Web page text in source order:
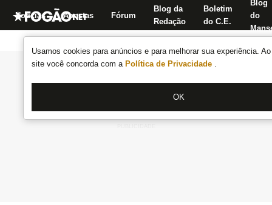
Usamos cookies para anúncios e para melhorar sua experiência.
site você concorda com a Política de Privacidade .
OK
Notícias Apostas Fórum
Blog da
Redação
Boletim
do C.E.
Blog
do